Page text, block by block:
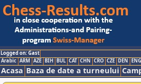
Logged on: Gast
Arabic ARM AZE BIH BUL CAT CHN CRO CZE DEN ENG
Acasa Baza de date a turneului